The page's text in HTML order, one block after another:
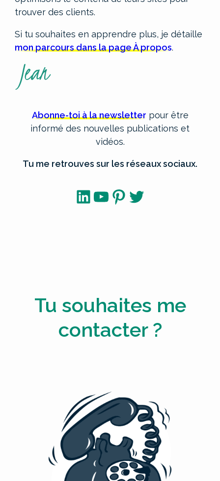
trouver des clients.
Si tu souhaites en apprendre plus, je détaille
mon parcours dans la page À propos.
Abonne-toi à la newsletter pour être
informé des nouvelles publications et
vidéos.
Tu me retrouves sur les réseaux sociaux.
LinkedIn
YouTube
Pinterest
Twitter
Tu souhaites me
contacter ?